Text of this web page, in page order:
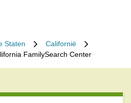
Staten
Californië
FamilySearch Center